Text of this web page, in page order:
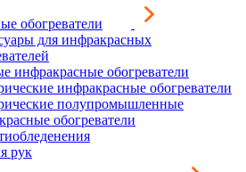
обогреватели
для инфракрасных
инфракрасные обогреватели
инфракрасные обогреватели
полупромышленные
обогреватели
рук